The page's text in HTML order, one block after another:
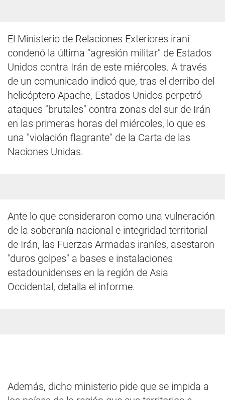
El Ministerio de Relaciones Exteriores iraní
condenó la última "agresión militar" de Estados
Unidos contra Irán de este miércoles. A través
de un comunicado indicó que, tras el derribo del
helicóptero Apache, Estados Unidos perpetró
ataques "brutales" contra zonas del sur de Irán
en las primeras horas del miércoles, lo que es
una "violación flagrante" de la Carta de las
Naciones Unidas.
Ante lo que consideraron como una vulneración
de la soberanía nacional e integridad territorial
de Irán, las Fuerzas Armadas iraníes, asestaron
"duros golpes" a bases e instalaciones
estadounidenses en la región de Asia
Occidental, detalla el informe.
Además, dicho ministerio pide que se impida a